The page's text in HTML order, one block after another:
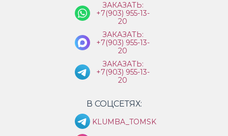
ЗАКАЗАТЬ:
+7(903) 955-13-
20
ЗАКАЗАТЬ:
+7(903) 955-13-
20
ЗАКАЗАТЬ:
+7(903) 955-13-
20
В СОЦСЕТЯХ:
KLUMBA_TOMSK